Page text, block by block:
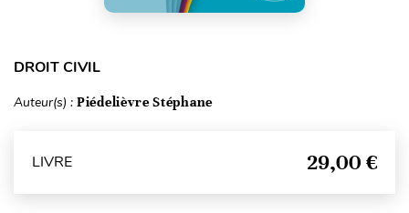
DROIT CIVIL
Auteur(s) : Piédelièvre Stéphane
LIVRE 29,00 €